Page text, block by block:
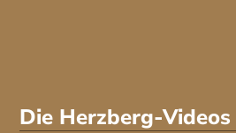
Die Herzberg-Videos